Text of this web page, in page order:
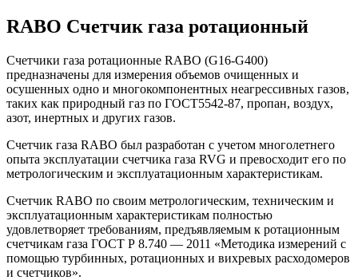
RABO Счетчик газа ротационный
Счетчики газа ротационные RABO (G16-G400)
предназначены для измерения объемов очищенных и
осушенных одно и многокомпонентных неагрессивных газов,
таких как природный газ по ГОСТ5542-87, пропан, воздух,
азот, инертных и других газов.
Счетчик газа RABO был разработан с учетом многолетнего
опыта эксплуатации счетчика газа RVG и превосходит его по
метрологическим и эксплуатационным характеристикам.
Счетчик RABO по своим метрологическим, техническим и
эксплуатационным характеристикам полностью
удовлетворяет требованиям, предъявляемым к ротационным
счетчикам газа ГОСТ Р 8.740 — 2011 «Методика измерений с
помощью турбинных, ротационных и вихревых расходомеров
и счетчиков».